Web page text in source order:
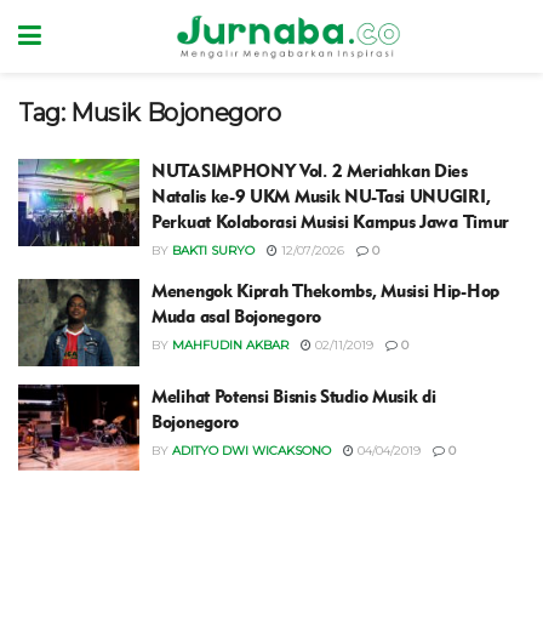
Tag: Musik Bojonegoro
NUTASIMPHONY Vol. 2 Meriahkan Dies
Natalis ke-9 UKM Musik NU-Tasi UNUGIRI,
Perkuat Kolaborasi Musisi Kampus Jawa Timur
BY BAKTI SURYO 12/07/2026 0
Menengok Kiprah Thekombs, Musisi Hip-Hop
Muda asal Bojonegoro
BY MAHFUDIN AKBAR 02/11/2019 0
Melihat Potensi Bisnis Studio Musik di
Bojonegoro
BY ADITYO DWI WICAKSONO 04/04/2019 0